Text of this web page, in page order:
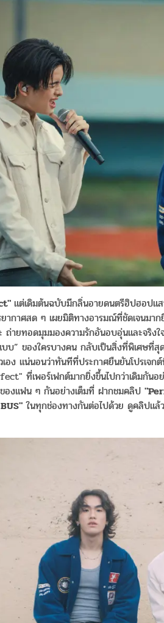
แต่เดิมต้นฉบับมีกลิ่นอายดนตรีฮิปฮอปแ
ยากาศสด ๆ เผยมิติทางอารมณ์ที่ชัดเจนม
ถ่ายทอดมุมมองความรักอันอบอุ่นและจริง
บ” ของใครบางคน กลับเป็นสิ่งที่พิเศษที่สุด
อง แน่นอนว่าทันทีที่ประกาศยืนยันโปรเจ
ที่เพอร์เฟกต์มากยิ่งขึ้นไปกว่าเดิมกั
องแฟน ๆ กันอย่างเต็มที่ ฝากชมคลิป
ในทุกช่องทางกันต่อไปด้วย ดูคลิปแล้